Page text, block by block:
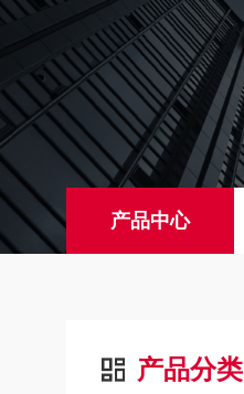
产品中心
产品分类